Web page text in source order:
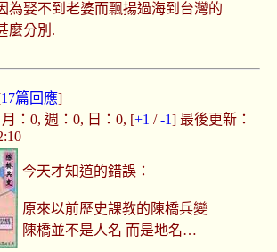
為娶不到老婆而飄揚過海到台灣的
麼分別.
17篇回應]
：0, 週：0, 日：0, [+1 /-1] 最後更新：
今天才知道的錯誤：
原來以前歷史課教的陳橋兵變
陳橋並不是人名 而是地名…